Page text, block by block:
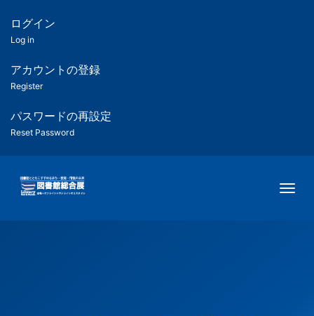
ツ
匿
名
ユ
ー
ー
用
メ
ログイン
Log in
アカウントの登録
Register
パスワードの再設定
Reset Password